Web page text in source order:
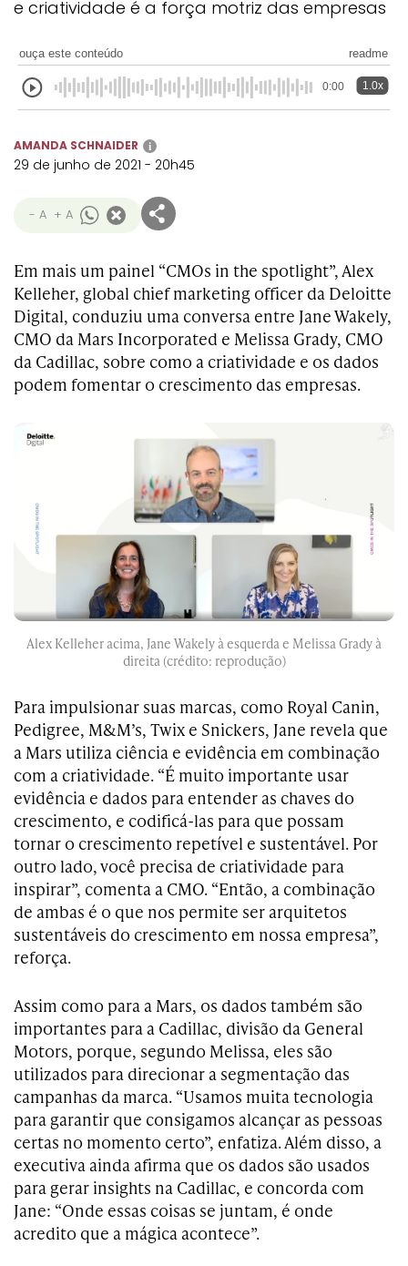
Transformation
Commerce
Creative Data
Effectiveness
Creative
Entertainment
for Sport
Outdoor
Creative
Business
Transformation
Commerce
Creative Data
Entertainment
for Gaming
for Music
for Sport
Luxury
Goals
e criatividade é a força motriz das empresas
ouça este conteúdo readme
0:00 1.0x
AMANDA SCHNAIDER i
29 de junho de 2021 - 20h45
- A + A
Em mais um painel “CMOs in the spotlight”, Alex
Kelleher, global chief marketing officer da Deloitte
Digital, conduziu uma conversa entre Jane Wakely,
CMO da Mars Incorporated e Melissa Grady, CMO
da Cadillac, sobre como a criatividade e os dados
podem fomentar o crescimento das empresas.
Alex Kelleher acima, Jane Wakely à esquerda e Melissa Grady à
direita (crédito: reprodução)
Para impulsionar suas marcas, como Royal Canin,
Pedigree, M&M’s, Twix e Snickers, Jane revela que
a Mars utiliza ciência e evidência em combinação
com a criatividade. “É muito importante usar
evidência e dados para entender as chaves do
crescimento, e codificá-las para que possam
tornar o crescimento repetível e sustentável. Por
outro lado, você precisa de criatividade para
inspirar”, comenta a CMO. “Então, a combinação
de ambas é o que nos permite ser arquitetos
sustentáveis do crescimento em nossa empresa”,
reforça.
Assim como para a Mars, os dados também são
importantes para a Cadillac, divisão da General
Motors, porque, segundo Melissa, eles são
utilizados para direcionar a segmentação das
campanhas da marca. “Usamos muita tecnologia
para garantir que consigamos alcançar as pessoas
certas no momento certo”, enfatiza. Além disso, a
executiva ainda afirma que os dados são usados
para gerar insights na Cadillac, e concorda com
Jane: “Onde essas coisas se juntam, é onde
acredito que a mágica acontece”.